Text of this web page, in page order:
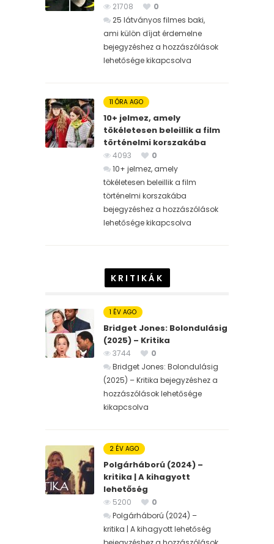
21708
0
25 látványos filmes baki,
ami külön díjat érdemelne
bejegyzéshez a hozzászólások
lehetősége kikapcsolva
11 ÓRA AGO
10+ jelmez, amely
tökéletesen beleillik a film
történelmi korszakába
4093
0
10+ jelmez, amely
tökéletesen beleillik a film
történelmi korszakába
bejegyzéshez a hozzászólások
lehetősége kikapcsolva
KRITIKÁK
1 ÉV AGO
Bridget Jones: Bolondulásig
(2025) – Kritika
3744
0
Bridget Jones: Bolondulásig
(2025) – Kritika bejegyzéshez a
hozzászólások lehetősége
kikapcsolva
2 ÉV AGO
Polgárháború (2024) –
kritika | A kihagyott
lehetőség
5200
0
Polgárháború (2024) –
kritika | A kihagyott lehetőség